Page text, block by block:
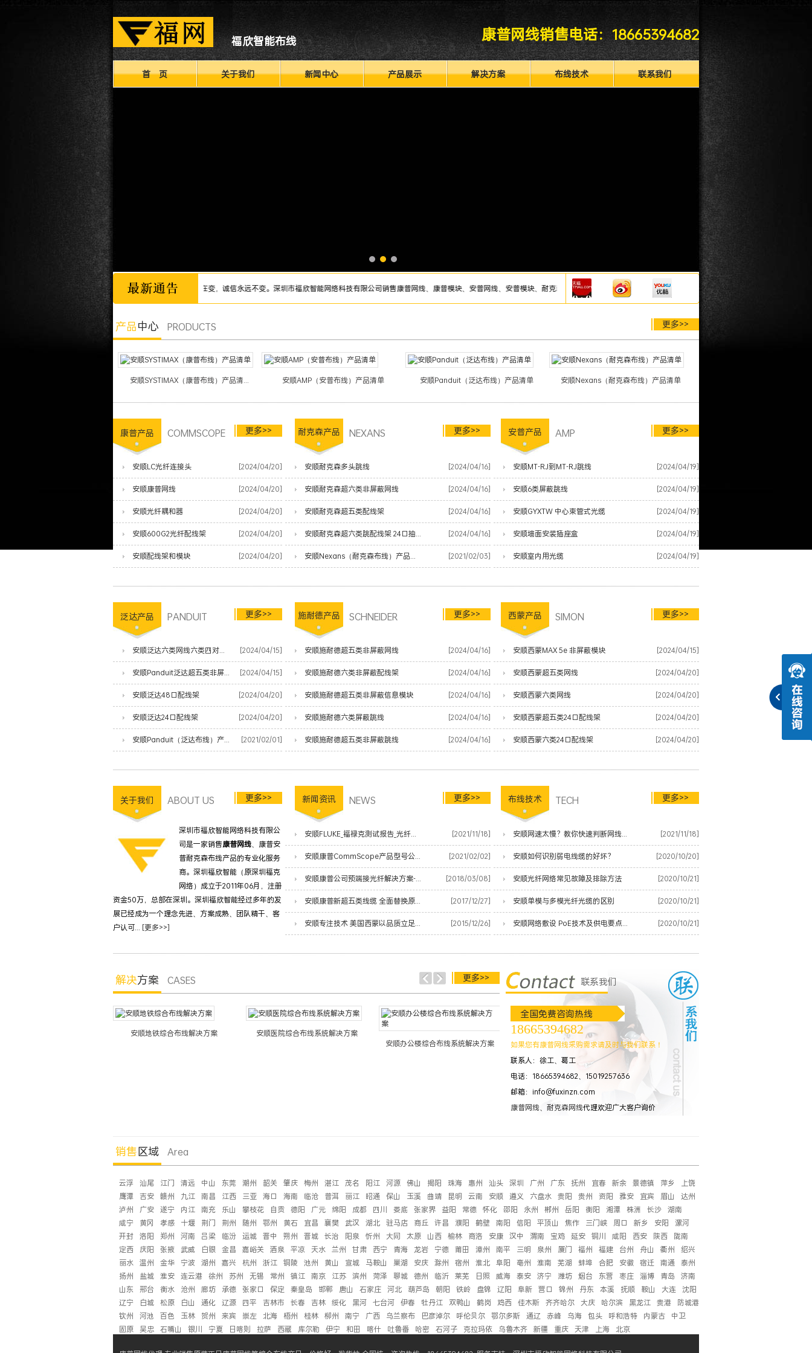
福欣智能布线 康普网线销售电话：18665394682
首 页 关于我们 新闻中心 产品展示 解决方案 布线技术 联系我们
诚信为本，市场永远在变，诚信永远不变。深圳市福欣智能网络科技有限公司销售康普网线、康普模块、安普网线、安普模块、耐克森网线、泛达网线、施耐德网线模块配线架等综合布线产品，厂家仓库直发，欢迎来
产品中心 PRODUCTS 更多>>
安顺SYSTIMAX（康普布线）产品清... 安顺AMP（安普布线）产品清单 安顺Panduit（泛达布线）产品清单 安顺Nexans（耐克森布线）产品清单
康普产品 COMMSCOPE 更多>>
安顺LC光纤连接头 [2024/04/20]
安顺康普网线 [2024/04/20]
安顺光纤耦和器 [2024/04/20]
安顺600G2光纤配线架 [2024/04/20]
安顺配线架和模块 [2024/04/20]
耐克森产品 NEXANS 更多>>
安顺耐克森多头跳线 [2024/04/16]
安顺耐克森超六类非屏蔽网线 [2024/04/16]
安顺耐克森超五类配线架 [2024/04/16]
安顺耐克森超六类跳配线架 24口抽屉式 [2024/04/16]
安顺Nexans（耐克森布线）产品清单 [2021/02/03]
安普产品 AMP 更多>>
安顺MT-RJ到MT-RJ跳线 [2024/04/19]
安顺6类屏蔽跳线 [2024/04/19]
安顺GYXTW 中心束管式光缆 [2024/04/19]
安顺墙面安装插座盒 [2024/04/19]
安顺室内用光缆 [2024/04/19]
泛达产品 PANDUIT 更多>>
安顺泛达六类网线六类四对非屏蔽双绞线 [2024/04/15]
安顺Panduit泛达超五类非屏蔽网线 [2024/04/15]
安顺泛达48口配线架 [2024/04/20]
安顺泛达24口配线架 [2024/04/20]
安顺Panduit（泛达布线）产品清单 [2021/02/01]
施耐德产品 SCHNEIDER 更多>>
安顺施耐德超五类非屏蔽网线 [2024/04/16]
安顺施耐德六类非屏蔽配线架 [2024/04/16]
安顺施耐德超五类非屏蔽信息模块 [2024/04/16]
安顺施耐德六类屏蔽跳线 [2024/04/16]
安顺施耐德超五类非屏蔽跳线 [2024/04/16]
西蒙产品 SIMON 更多>>
安顺西蒙MAX 5e 非屏蔽模块 [2024/04/15]
安顺西蒙超五类网线 [2024/04/20]
安顺西蒙六类网线 [2024/04/20]
安顺西蒙超五类24口配线架 [2024/04/20]
安顺西蒙六类24口配线架 [2024/04/20]
关于我们 ABOUT US 更多>>
深圳市福欣智能网络科技有限公
司是一家销售康普网线、康普安
普耐克森布线产品的专业化服务
商。深圳福欣智能（原深圳福克
网络）成立于2011年06月，注册
资金50万，总部在深圳。深圳福欣智能经过多年的发
展已经成为一个理念先进、方案成熟、团队精干、客
户认可... [更多>>]
新闻资讯 NEWS 更多>>
安顺FLUKE_福禄克测试报告_光纤熔接测试小能手 [2021/11/18]
安顺康普CommScope产品型号公共代码价格表 [2021/02/02]
安顺康普公司预端接光纤解决方案-让您的数据中心服务更快上线 [2018/03/08]
安顺康普新超五类线缆 全面替换原安普蓝白线 [2017/12/27]
安顺专注技术 美国西蒙以品质立足网络时代 [2015/12/26]
布线技术 TECH 更多>>
安顺网速太慢？教你快速判断网线是否有质量问题 [2021/11/18]
安顺如何识别弱电线缆的好坏？ [2020/10/20]
安顺光纤网络常见故障及排除方法 [2020/10/21]
安顺单模与多模光纤光缆的区别 [2020/10/21]
安顺网络敷设 PoE技术及供电要点整理 [2020/10/21]
解决方案 CASES 更多>>
安顺地铁综合布线解决方案
安顺医院综合布线系统解决方案
安顺办公楼综合布线系统解决方案
安顺酒店高清网络视频监控解决方案
联系我们
全国免费咨询热线
18665394682
如果您有康普网线采购需求请及时与我们联系！
联系人：徐工、葛工
电话：18665394682、15019257636
邮箱：info@fuxinzn.com
康普网线、 耐克森网线代理欢迎广大客户询价
销售区域 Area
云浮 汕尾 江门 清远 中山 东莞 潮州 韶关 肇庆 梅州 湛江 茂名 阳江 河源 佛山 揭阳 珠海 惠州 汕头 深圳 广州 广东 抚州 宜春 新余 景德镇 萍乡
上饶
鹰潭 吉安 赣州 九江 南昌 江西 三亚 海口 海南 临沧 普洱 丽江 昭通 保山 玉溪 曲靖 昆明 云南 安顺 遵义 六盘水 贵阳 贵州 资阳 雅安 宜宾 眉山
达州
泸州
广安 遂宁 内江 南充 乐山 攀枝花 自贡 德阳 广元 绵阳 成都 四川 娄底 张家界 益阳 常德 怀化 邵阳 永州 郴州 岳阳 衡阳 湘潭 株洲 长沙 湖南
咸宁
黄冈 孝感 十堰 荆门 荆州 随州 鄂州 黄石 宜昌 襄樊 武汉 湖北 驻马店 商丘 许昌 濮阳 鹤壁 南阳 信阳 平顶山 焦作 三门峡 周口 新乡 安阳
漯河
开封 洛阳 郑州 河南 吕梁 临汾 运城 晋中 朔州 晋城 长治 阳泉 忻州 大同 太原 山西 榆林 商洛 安康 汉中 渭南 宝鸡 延安 铜川 咸阳 西安 陕西
陇南
定西
庆阳 张掖 武威 白银 金昌 嘉峪关 酒泉 平凉 天水 兰州 甘肃 西宁 青海 龙岩 宁德 莆田 漳州 南平 三明 泉州 厦门 福州 福建 台州 舟山 衢州
绍兴
丽水 温州 金华 宁波 湖州 嘉兴 杭州 浙江 铜陵 池州 黄山 宣城 马鞍山 巢湖 安庆 滁州 宿州 淮北 阜阳 亳州 淮南 芜湖 蚌埠 合肥 安徽 宿迁 南通
泰州
扬州
盐城 淮安 连云港 徐州 苏州 无锡 常州 镇江 南京 江苏 滨州 菏泽 聊城 德州 临沂 莱芜 日照 威海 泰安 济宁 潍坊 烟台 东营 枣庄 淄博 青岛
济南
山东
邢台 衡水 沧州 廊坊 承德 张家口 保定 秦皇岛 邯郸 唐山 石家庄 河北 葫芦岛 朝阳 铁岭 盘锦 辽阳 阜新 营口 锦州 丹东 本溪 抚顺 鞍山 大连 沈阳
辽宁
白城 松原 白山 通化 辽源 四平 吉林市 长春 吉林 绥化 黑河 七台河 伊春 牡丹江 双鸭山 鹤岗 鸡西 佳木斯 齐齐哈尔 大庆 哈尔滨 黑龙江 贵港
防城港
钦州
河池 百色 玉林 贺州 来宾 崇左 北海 梧州 桂林 柳州 南宁 广西 乌兰察布 巴彦淖尔 呼伦贝尔 鄂尔多斯 通辽 赤峰 乌海 包头 呼和浩特 内蒙古
中卫
固原
吴忠 石嘴山 银川 宁夏 日喀则 拉萨 西藏 库尔勒 伊宁 和田 喀什 吐鲁番 哈密 石河子 克拉玛依 乌鲁木齐 新疆 重庆 天津 上海 北京